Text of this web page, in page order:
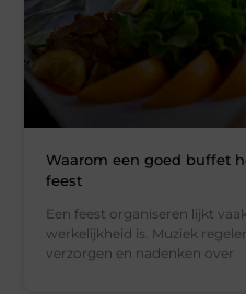
Waarom een goed buffet
feest
Een feest organiseren lijkt
werkelijkheid is. Muziek
verzorgen en nadenken over